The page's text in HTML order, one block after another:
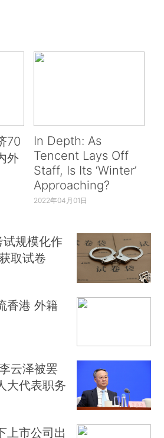
70
外
In Depth: As
Tencent Lays Off
Staff, Is Its ‘Winter’
Approaching?
2022年04月01日
试规模化作
取试卷
香港 外籍
云泽被罢
大代表职务
上市公司出